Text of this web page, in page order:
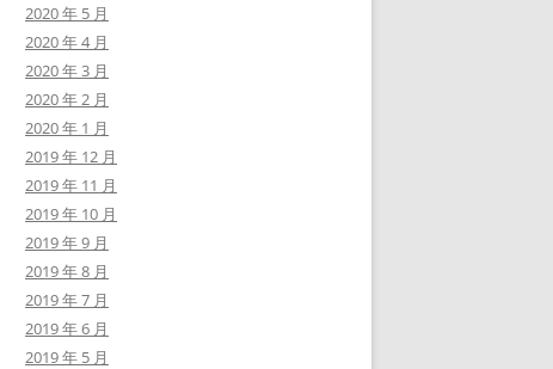
2020 年 5 月
2020 年 4 月
2020 年 3 月
2020 年 2 月
2020 年 1 月
2019 年 12 月
2019 年 11 月
2019 年 10 月
2019 年 9 月
2019 年 8 月
2019 年 7 月
2019 年 6 月
2019 年 5 月